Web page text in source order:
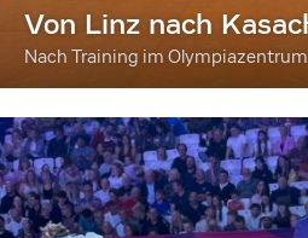
Von Linz nach
Nach Training im